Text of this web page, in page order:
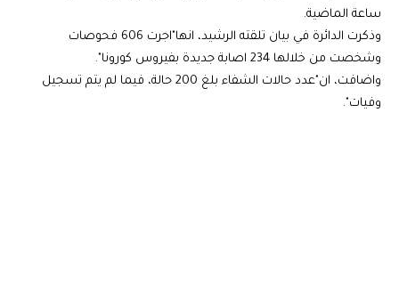
ساعة الماضية.
وذكرت الدائرة في بيان تلقته الرشيد، انها"اجرت 606 فحوصات
وشخصت من خلالها 234 اصابة جديدة بفيروس كورونا".
واضافت، ان"عدد حالات الشفاء بلغ 200 حالة، فيما لم يتم تسجيل
وفيات".